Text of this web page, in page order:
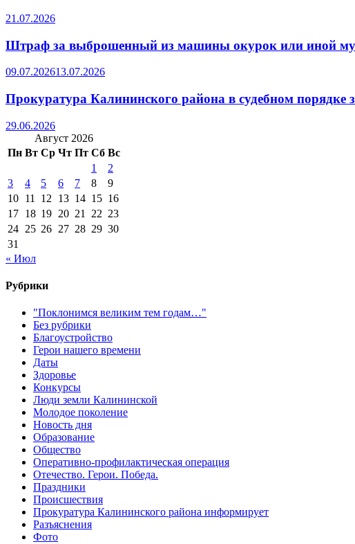
21.07.2026
Штраф за выброшенный из машины окурок или иной
09.07.202613.07.2026
Прокуратура Калининского района в судебном порядке
29.06.2026
Август 2026
Пн Вт Ср Чт Пт Сб Вс
1
2
3
4 5 6 7 8
9
10 11 12 13 14 15 16
17 18 19 20 21 22 23
24 25 26 27 28 29 30
31
« Июл
Рубрики
"Поклонимся великим тем годам…"
Без рубрики
Благоустройство
Герои нашего времени
Даты
Здоровье
Конкурсы
Люди земли Калининской
Молодое поколение
Новость дня
Образование
Общество
Оперативно-профилактическая операция
Отечество. Герои. Победа.
Праздники
Происшествия
Прокуратура Калининского района информирует
Разъяснения
Фото